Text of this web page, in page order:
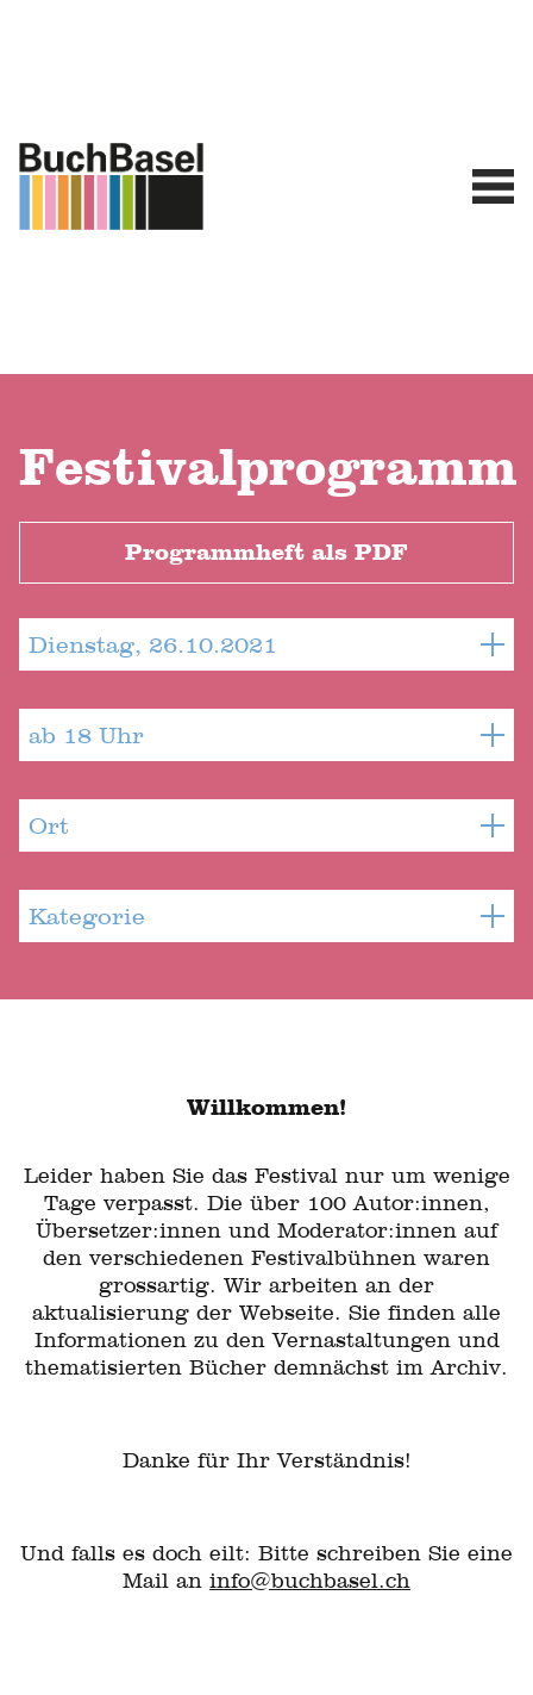
Festivalprogramm
Programmheft als PDF
Dienstag, 26.10.2021
ab 18 Uhr
Ort
Kategorie
Willkommen!
Leider haben Sie das Festival nur um wenige
Tage verpasst. Die über 100 Autor:innen,
Übersetzer:innen und Moderator:innen auf
den verschiedenen Festivalbühnen waren
grossartig. Wir arbeiten an der
aktualisierung der Webseite. Sie finden alle
Informationen zu den Vernastaltungen und
thematisierten Bücher demnächst im Archiv.
Danke für Ihr Verständnis!
Und falls es doch eilt: Bitte schreiben Sie eine
Mail an info@buchbasel.ch